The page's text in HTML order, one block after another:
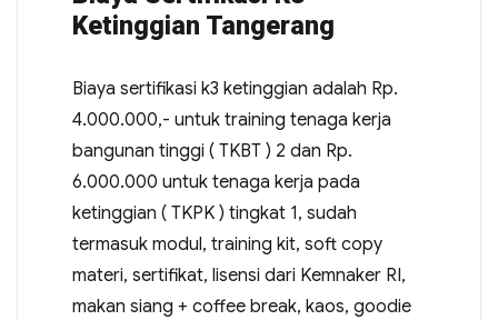
Ketinggian Tangerang
Biaya sertifikasi k3 ketinggian adalah Rp.
4.000.000,- untuk training tenaga kerja
bangunan tinggi ( TKBT ) 2 dan Rp.
6.000.000 untuk tenaga kerja pada
ketinggian ( TKPK ) tingkat 1, sudah
termasuk modul, training kit, soft copy
materi, sertifikat, lisensi dari Kemnaker RI,
makan siang + coffee break, kaos, goodie